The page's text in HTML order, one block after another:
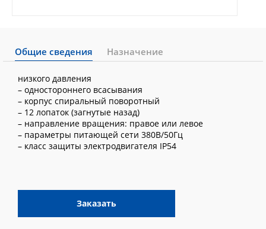
Общие сведения Назначение
низкого давления
– одностороннего всасывания
– корпус спиральный поворотный
– 12 лопаток (загнутые назад)
– направление вращения: правое или левое
– параметры питающей сети 380В/50Гц
– класс защиты электродвигателя IP54
Заказать